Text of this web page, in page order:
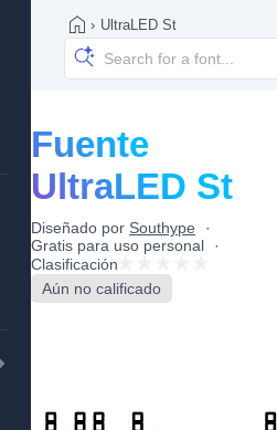
› UltraLED St
Fuente
UltraLED St
Diseñado por Southype
Gratis para uso personal
Clasificación
Aún no calificado